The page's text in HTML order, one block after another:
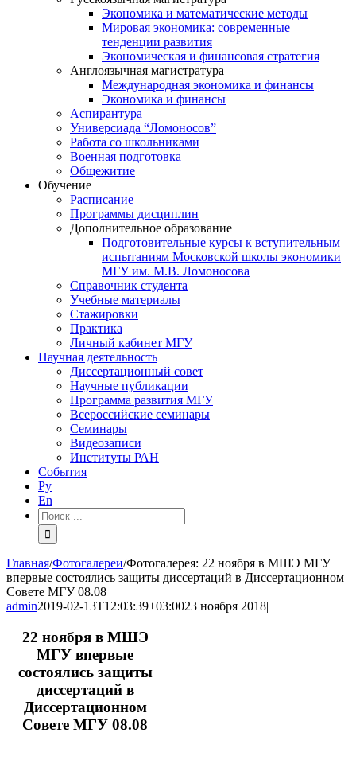
Экономика и математические методы
Мировая экономика: современные
тенденции развития
Экономическая и финансовая стратегия
Англоязычная магистратура
Международная экономика и финансы
Экономика и финансы
Аспирантура
Универсиада “Ломоносов”
Работа со школьниками
Военная подготовка
Общежитие
Обучение
Расписание
Программы дисциплин
Дополнительное образование
Подготовительные курсы к вступительным
испытаниям Московской школы экономики
МГУ им. М.В. Ломоносова
Справочник студента
Учебные материалы
Стажировки
Практика
Личный кабинет МГУ
Научная деятельность
Диссертационный совет
Научные публикации
Программа развития МГУ
Всероссийские семинары
Семинары
Видеозаписи
Институты РАН
События
Ру
En
Результат
поиска:
Главная/Фотогалереи/Фотогалерея: 22 ноября в МШЭ МГУ
впервые состоялись защиты диссертаций в Диссертационном
Совете МГУ 08.08
admin2019-02-13T12:03:39+03:0023 ноября 2018|
22 ноября в МШЭ
МГУ впервые
состоялись защиты
диссертаций в
Диссертационном
Совете МГУ 08.08